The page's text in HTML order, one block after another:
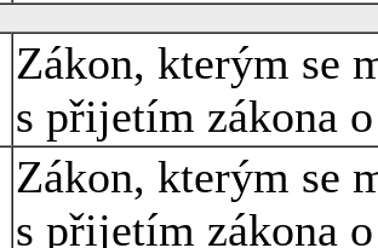
Zákon, kterým se
s přijetím zákona
Zákon, kterým se
s přijetím zákona